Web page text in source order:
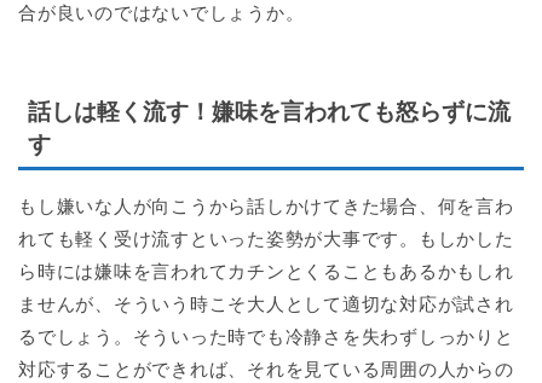
合が良いのではないでしょうか。
話しは軽く流す！嫌味を言われても怒らずに流
す
もし嫌いな人が向こうから話しかけてきた場合、何を言わ
れても軽く受け流すといった姿勢が大事です。もしかした
ら時には嫌味を言われてカチンとくることもあるかもしれ
ませんが、そういう時こそ大人として適切な対応が試され
るでしょう。そういった時でも冷静さを失わずしっかりと
対応することができれば、それを見ている周囲の人からの